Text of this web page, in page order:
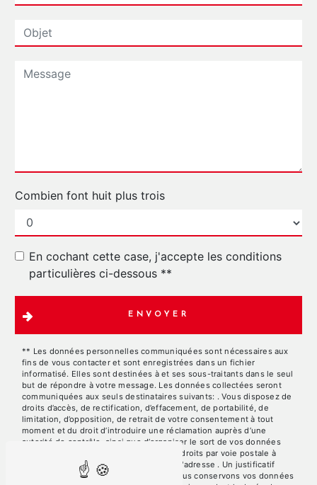
Combien font huit plus trois
En cochant cette case, j'accepte les conditions
particulières ci-dessous **
ENVOYER
** Les données personnelles communiquées sont nécessaires aux
fins de vous contacter et sont enregistrées dans un fichier
informatisé. Elles sont destinées à et ses sous-traitants dans le seul
but de répondre à votre message. Les données collectées seront
communiquées aux seuls destinataires suivants: . Vous disposez de
droits d’accès, de rectification, d’effacement, de portabilité, de
limitation, d’opposition, de retrait de votre consentement à tout
moment et du droit d’introduire une réclamation auprès d’une
autorité de contrôle, ainsi que d’organiser le sort de vos données
post-mortem. Vous pouvez exercer ces droits par voie postale à
l'adresse ou par courrier électronique à l'adresse . Un justificatif
d'identité pourra vous être demandé. Nous conservons vos données